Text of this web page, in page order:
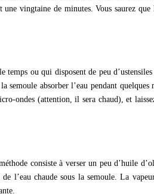
vingtaine de minutes. Vous saurez
ou qui disposent de peu
absorber l’eau pendant
(attention, il sera chaud), et
consiste à verser un peu d’huile
l’eau chaude sous la semoule. La